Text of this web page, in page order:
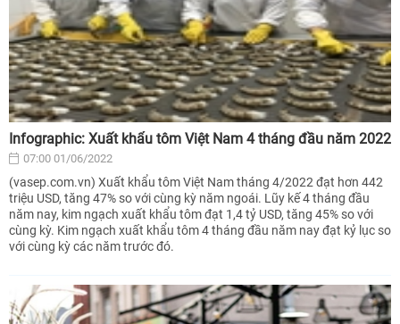
Infographic: Xuất khẩu tôm Việt Nam 4 tháng đầu năm 2022
07:00 01/06/2022
(vasep.com.vn) Xuất khẩu tôm Việt Nam tháng 4/2022 đạt hơn 442
triệu USD, tăng 47% so với cùng kỳ năm ngoái. Lũy kế 4 tháng đầu
năm nay, kim ngạch xuất khẩu tôm đạt 1,4 tỷ USD, tăng 45% so với
cùng kỳ. Kim ngạch xuất khẩu tôm 4 tháng đầu năm nay đạt kỷ lục so
với cùng kỳ các năm trước đó.